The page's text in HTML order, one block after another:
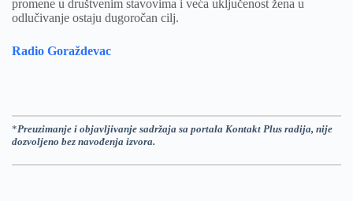
promene u društvenim stavovima i veća uključenost žena u
odlučivanje ostaju dugoročan cilj.
Radio Goraždevac
*Preuzimanje i objavljivanje sadržaja sa portala Kontakt Plus radija, nije
dozvoljeno bez navođenja izvora.